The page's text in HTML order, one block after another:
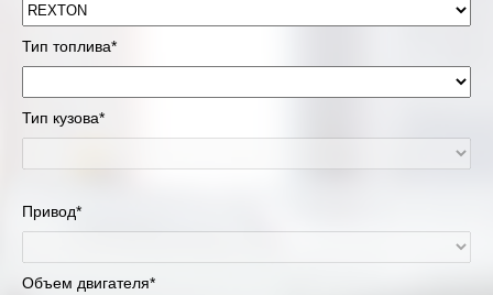
Тип топлива*
Тип кузова*
Привод*
Объем двигателя*